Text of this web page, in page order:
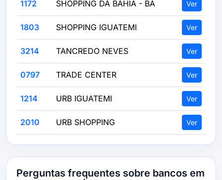
1172 SHOPPING DA BAHIA - BA Ver
1803 SHOPPING IGUATEMI Ver
3214 TANCREDO NEVES Ver
0797 TRADE CENTER Ver
1214 URB IGUATEMI Ver
2010 URB SHOPPING Ver
Perguntas frequentes sobre bancos em